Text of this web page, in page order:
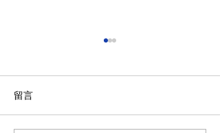
留言